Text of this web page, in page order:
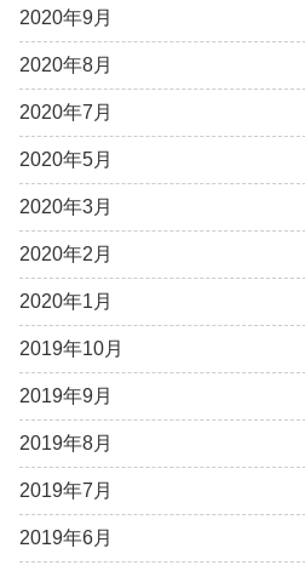
2020年9月
2020年8月
2020年7月
2020年5月
2020年3月
2020年2月
2020年1月
2019年10月
2019年9月
2019年8月
2019年7月
2019年6月